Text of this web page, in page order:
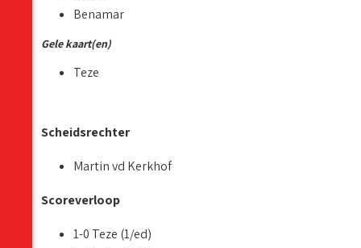
Benamar
Gele kaart(en)
Teze
Scheidsrechter
Martin vd Kerkhof
Scoreverloop
1-0 Teze (1/ed)